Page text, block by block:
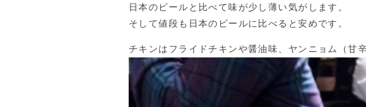
日本のビールと比べて味が少し薄い気がします。
そして値段も日本のビールに比べると安めです。
チキンはフライドチキンや醤油味、ヤンニョム（甘